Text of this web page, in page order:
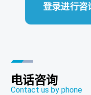
登录进行咨
电话咨询
Contact us by phone